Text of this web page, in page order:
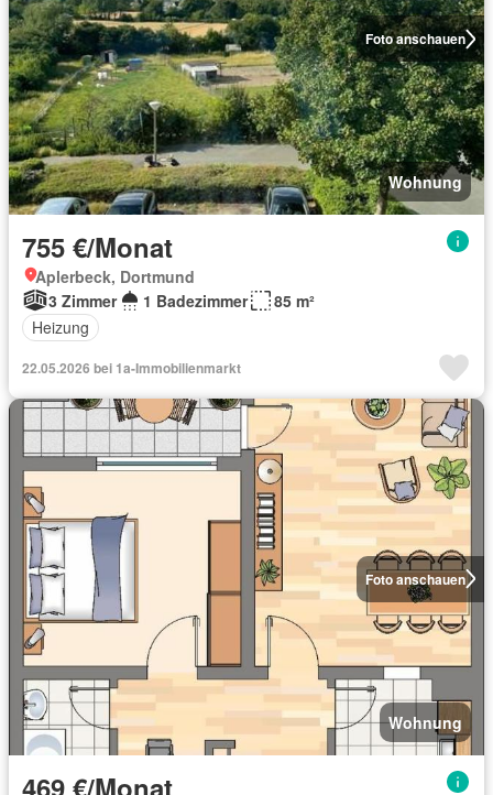
Foto anschauen
Wohnung
755 €/Monat
Aplerbeck, Dortmund
3 Zimmer
1 Badezimmer
85 m²
Heizung
22.05.2026 bei 1a-Immobilienmarkt
Foto anschauen
Wohnung
469 €/Monat